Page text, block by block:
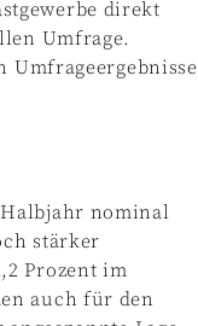
direkt
Umfrage.
Umfrageergebnisse
nominal
stärker
Prozent im
auch für den